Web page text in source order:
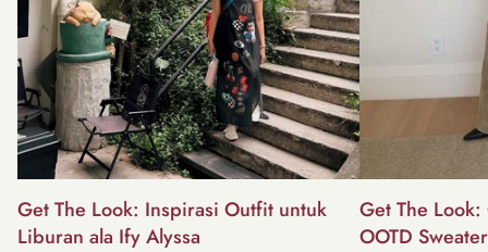
Get The Look: Inspirasi Outfit untuk
Liburan ala Ify Alyssa
Get The
OOTD